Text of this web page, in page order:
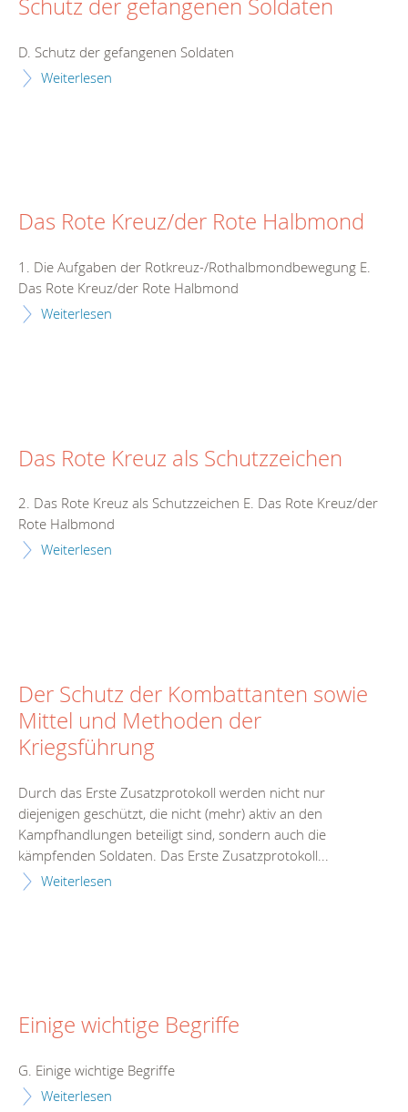
Schutz der gefangenen Soldaten
D. Schutz der gefangenen Soldaten
Weiterlesen
Das Rote Kreuz/der Rote Halbmond
1. Die Aufgaben der Rotkreuz-/Rothalbmondbewegung E.
Das Rote Kreuz/der Rote Halbmond
Weiterlesen
Das Rote Kreuz als Schutzzeichen
2. Das Rote Kreuz als Schutzzeichen E. Das Rote Kreuz/der
Rote Halbmond
Weiterlesen
Der Schutz der Kombattanten sowie
Mittel und Methoden der
Kriegsführung
Durch das Erste Zusatzprotokoll werden nicht nur
diejenigen geschützt, die nicht (mehr) aktiv an den
Kampfhandlungen beteiligt sind, sondern auch die
kämpfenden Soldaten. Das Erste Zusatzprotokoll...
Weiterlesen
Einige wichtige Begriffe
G. Einige wichtige Begriffe
Weiterlesen